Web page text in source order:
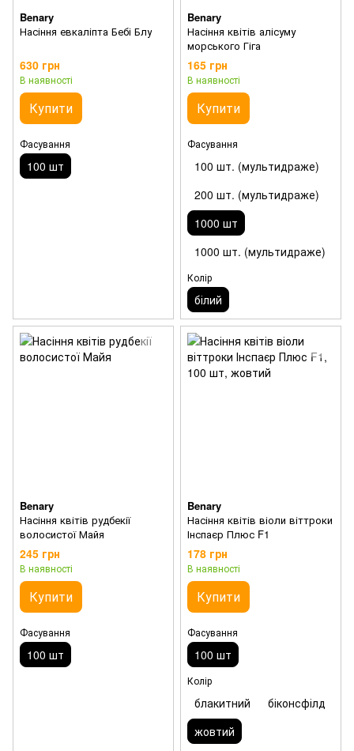
Benary
Насіння евкаліпта Бебі Блу
630 грн
В наявності
Купити
Фасування
100 шт
Benary
Насіння квітів алісуму
морського Гіга
165 грн
В наявності
Купити
Фасування
100 шт. (мультидраже)
200 шт. (мультидраже)
1000 шт
1000 шт. (мультидраже)
Колір
білий
Benary
Насіння квітів рудбекії
волосистої Майя
245 грн
В наявності
Купити
Фасування
100 шт
Benary
Насіння квітів віоли віттроки
Інспаєр Плюс F1
178 грн
В наявності
Купити
Фасування
100 шт
Колір
блакитний
біконсфілд
жовтий